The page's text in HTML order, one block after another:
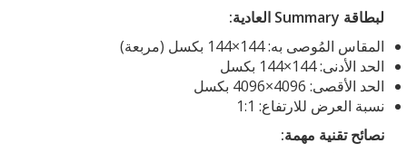
لبطاقة Summary العادية:
المقاس المُوصى به: 144×144 بكسل (مربعة)
الحد الأدنى: 144×144 بكسل
الحد الأقصى: 4096×4096 بكسل
نسبة العرض للارتفاع: 1:1
نصائح تقنية مهمة: